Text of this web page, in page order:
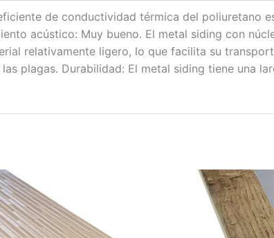
de conductividad térmica del poliuretano
acústico: Muy bueno. El metal siding con
relativamente ligero, lo que facilita su
plagas. Durabilidad: El metal siding tiene una